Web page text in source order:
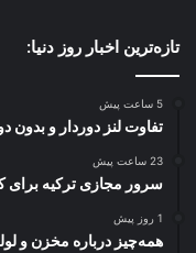
تازه‌ترین اخبار روز دنیا:
5 ساعت پیش
تفاوت لنز دوردار و
23 ساعت پیش
سرور مجازی ترکیه برای
1 روز پیش
همه‌چیز درباره مخزن و